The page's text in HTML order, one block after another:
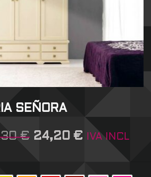
SEÑORA
€ 24,20 € IVA INCL